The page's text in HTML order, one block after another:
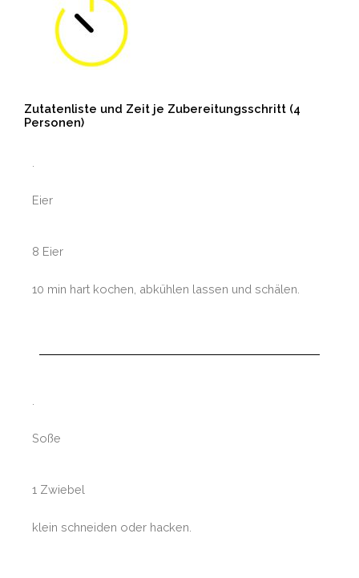
Zutatenliste und Zeit je Zubereitungsschritt (4
Personen)
Eier
8 Eier
10 min hart kochen, abkühlen lassen und schälen.
Soße
1 Zwiebel
klein schneiden oder hacken.